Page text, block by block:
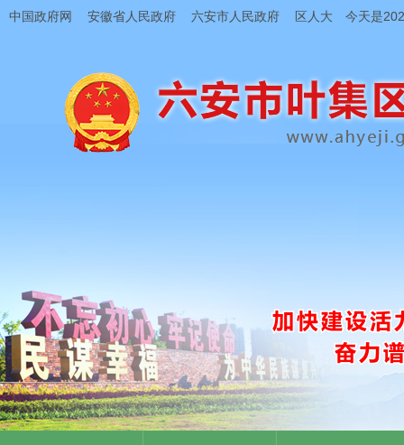
中国政府网 安徽省人民政府 六安市人民政府 区人大 今天是